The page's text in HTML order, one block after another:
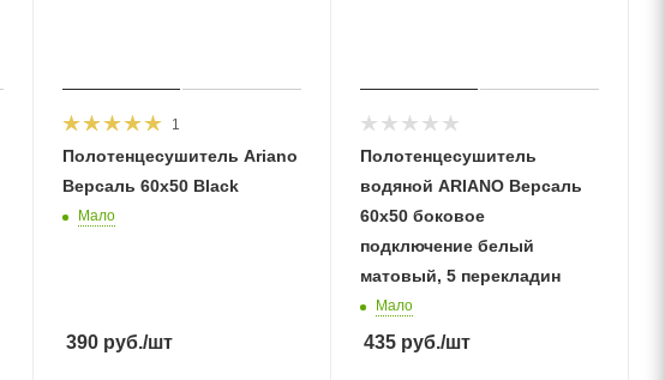
1
Полотенцесушитель Ariano
Версаль 60х50 Black
Мало
390руб./шт
Полотенцесушитель
водяной ARIANO Версаль
60х50 боковое
подключение белый
матовый, 5 перекладин
Мало
435руб./шт